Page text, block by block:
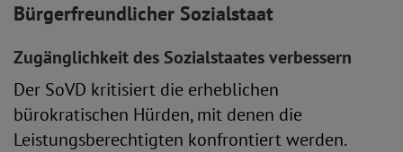
Bürgerfreundlicher Sozialstaat
Zugänglichkeit des Sozialstaates verbessern
Der SoVD kritisiert die erheblichen
bürokratischen Hürden, mit denen die
Leistungsberechtigten konfrontiert werden.